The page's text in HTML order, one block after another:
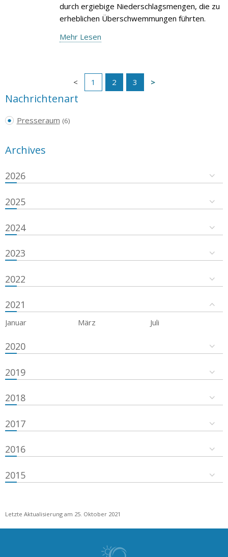
durch ergiebige Niederschlagsmengen, die zu
erheblichen Überschwemmungen führten.
Mehr Lesen
1 2 3
Nachrichtenart
Presseraum (6)
Archives
2026
2025
2024
2023
2022
2021
Januar März Juli
2020
2019
2018
2017
2016
2015
Letzte Aktualisierung am 25. Oktober 2021